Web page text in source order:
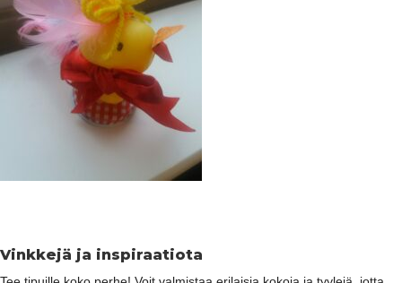
Vinkkejä ja inspiraatiota